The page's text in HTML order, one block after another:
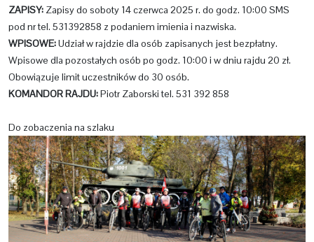
ZAPISY: Zapisy do soboty 14 czerwca 2025 r. do godz. 10:00 SMS
pod nr tel. 531392858 z podaniem imienia i nazwiska.
WPISOWE:Udział w rajdzie dla osób zapisanych jest bezpłatny.
Wpisowe dla pozostałych osób po godz. 10:00 i w dniu rajdu 20 zł.
Obowiązuje limit uczestników do 30 osób.
KOMANDOR RAJDU:Piotr Zaborski tel. 531 392 858
Do zobaczenia na szlaku